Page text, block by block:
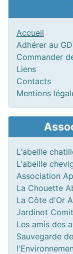
Accueil
Adhérer au
Commander
Liens
Contacts
Mentions
L'abeille
L'abeille
Association
La Chouette
La Côte d'Or
Jardinot
Les amis des
Sauvegarde